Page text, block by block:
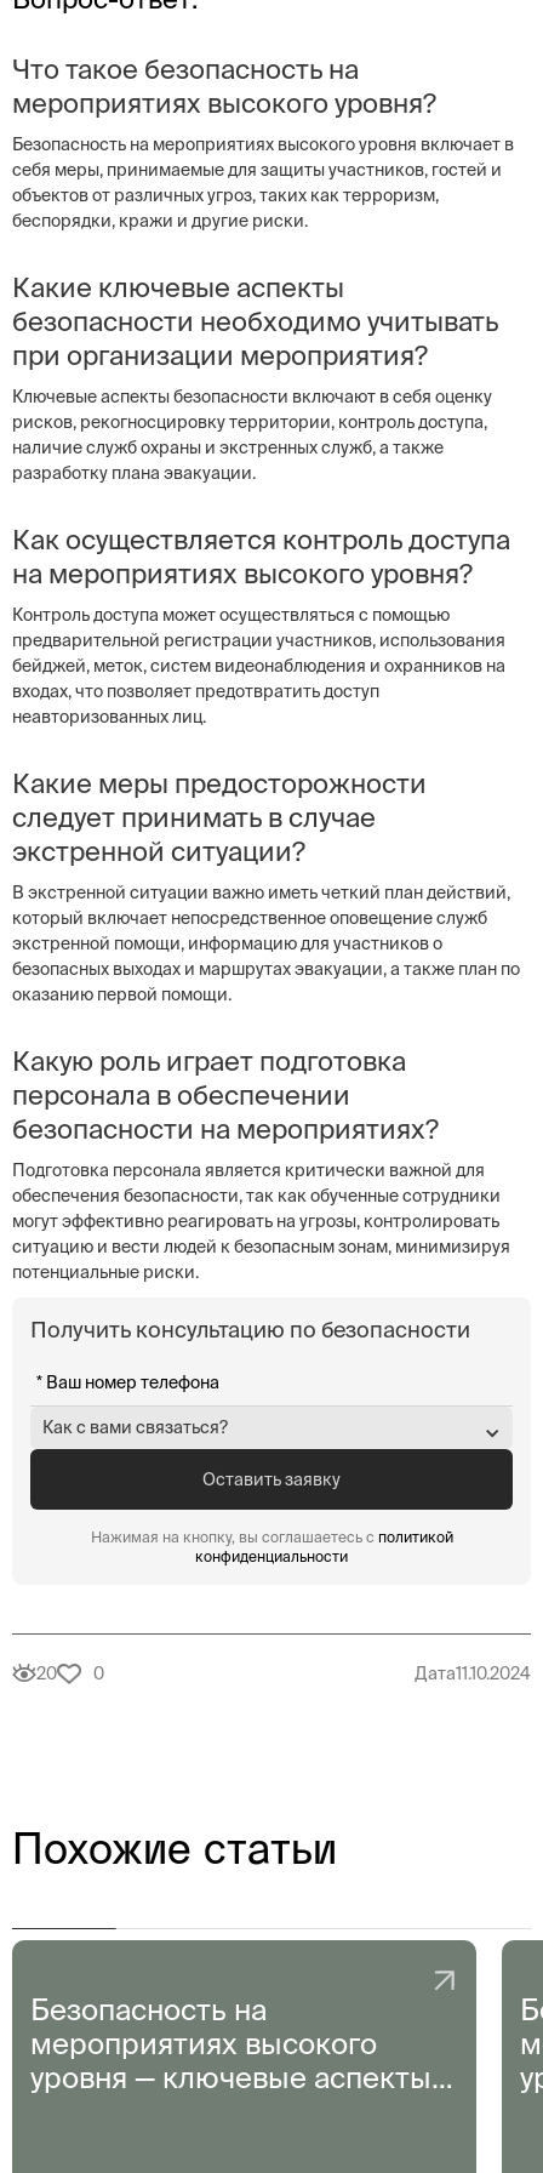
Что такое безопасность на
мероприятиях высокого уровня?
Безопасность на мероприятиях высокого уровня включает в
себя меры, принимаемые для защиты участников, гостей и
объектов от различных угроз, таких как терроризм,
беспорядки, кражи и другие риски.
Какие ключевые аспекты
безопасности необходимо учитывать
при организации мероприятия?
Ключевые аспекты безопасности включают в себя оценку
рисков, рекогносцировку территории, контроль доступа,
наличие служб охраны и экстренных служб, а также
разработку плана эвакуации.
Как осуществляется контроль доступа
на мероприятиях высокого уровня?
Контроль доступа может осуществляться с помощью
предварительной регистрации участников, использования
бейджей, меток, систем видеонаблюдения и охранников на
входах, что позволяет предотвратить доступ
неавторизованных лиц.
Какие меры предосторожности
следует принимать в случае
экстренной ситуации?
В экстренной ситуации важно иметь четкий план действий,
который включает непосредственное оповещение служб
экстренной помощи, информацию для участников о
безопасных выходах и маршрутах эвакуации, а также план по
оказанию первой помощи.
Какую роль играет подготовка
персонала в обеспечении
безопасности на мероприятиях?
Подготовка персонала является критически важной для
обеспечения безопасности, так как обученные сотрудники
могут эффективно реагировать на угрозы, контролировать
ситуацию и вести людей к безопасным зонам, минимизируя
потенциальные риски.
Получить консультацию по безопасности
Как с вами связаться?
Нажимая на кнопку, вы соглашаетесь с политикой
конфиденциальности
20 0 Дата11.10.2024
Похожие статьи
Безопасность на
мероприятиях высокого
уровня — ключевые аспекты и